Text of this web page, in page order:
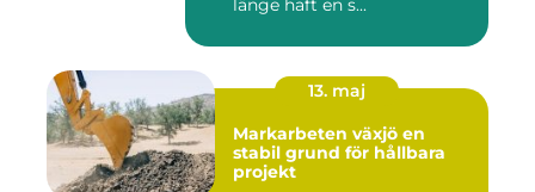
länge haft en s...
13. maj
Markarbeten växjö en
stabil grund för hållbara
projekt